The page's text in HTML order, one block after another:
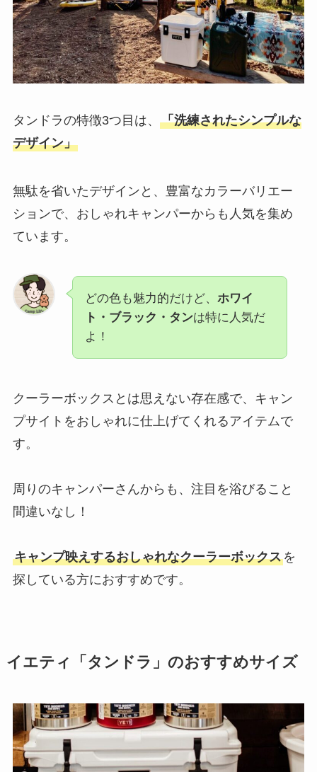
タンドラの特徴3つ目は、 「洗練されたシンプルな
デザイン」
無駄を省いたデザインと、豊富なカラーバリエー
ションで、おしゃれキャンパーからも人気を集め
ています。
どの色も魅力的だけど、 ホワイ
ト・ブラック・タンは特に人気だ
よ！
クーラーボックスとは思えない存在感で、キャン
プサイトをおしゃれに仕上げてくれるアイテムで
す。
周りのキャンパーさんからも、注目を浴びること
間違いなし！
キャンプ映えするおしゃれなクーラーボックスを
探している方におすすめです。
イエティ「タンドラ」のおすすめサイズ